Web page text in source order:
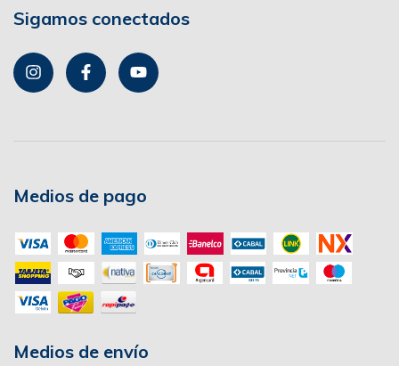
Sigamos conectados
Medios de pago
Medios de envío